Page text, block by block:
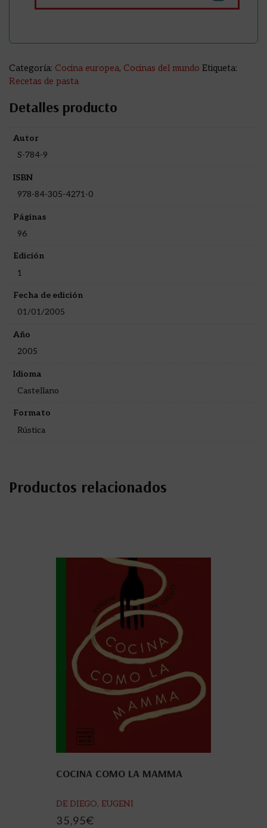
Categoría: Cocina europea, Cocinas del mundo Etiqueta:
Recetas de pasta
Detalles producto
Autor
S-784-9
ISBN
978-84-305-4271-0
Páginas
96
Edición
1
Fecha de edición
01/01/2005
Año
2005
Idioma
Castellano
Formato
Rústica
Productos relacionados
COCINA COMO LA MAMMA
DE DIEGO, EUGENI
35,95€